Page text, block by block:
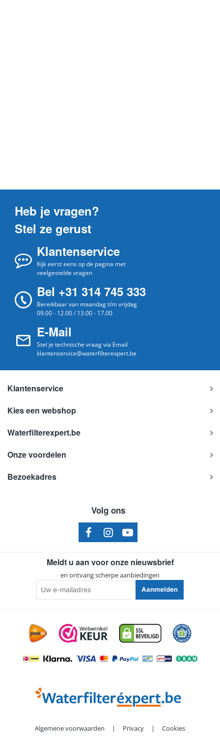
Heb je vragen?
Stel ze gerust
Klantenservice
Kijk eerst eens op de pagina met
veelgestelde vragen
Bel +31 314 745 333
Bereikbaar van maandag t/m vrijdag
09.00 - 12.00 / 13.00 - 17.00
E-Mail
Stel je technische vraag via Email
klantenservice@waterfilterexpert.be
Klantenservice
Kies een webshop
Waterfilterexpert.be
Onze voordelen
Bezoekadres
Volg ons
Meldt u aan voor onze nieuwsbrief
en ontvang scherpe aanbiedingen
e-
mailadres
Aanmelden
Algemene voorwaarden | Privacy | Cookies